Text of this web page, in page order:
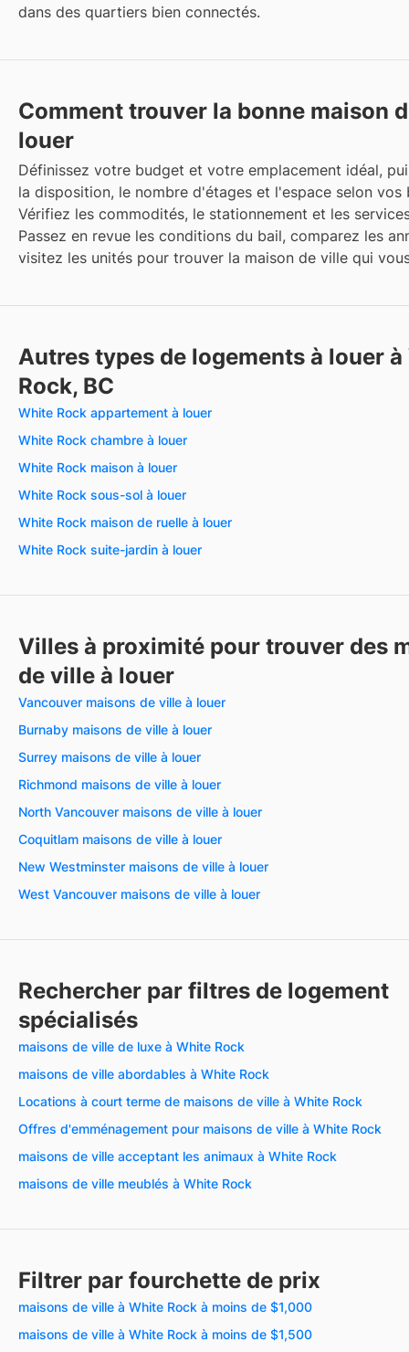
dans des quartiers bien connectés.
Comment trouver la bonne maison
louer
Définissez votre budget et votre emplacement idéal,
la disposition, le nombre d'étages et l'espace selon vos
Vérifiez les commodités, le stationnement et les
Passez en revue les conditions du bail, comparez les
visitez les unités pour trouver la maison de ville qui
Autres types de logements à louer
Rock, BC
White Rock appartement à louer
White Rock chambre à louer
White Rock maison à louer
White Rock sous-sol à louer
White Rock maison de ruelle à louer
White Rock suite-jardin à louer
Villes à proximité pour trouver des
de ville à louer
Vancouver maisons de ville à louer
Burnaby maisons de ville à louer
Surrey maisons de ville à louer
Richmond maisons de ville à louer
North Vancouver maisons de ville à louer
Coquitlam maisons de ville à louer
New Westminster maisons de ville à louer
West Vancouver maisons de ville à louer
Rechercher par filtres de logement
spécialisés
maisons de ville de luxe à White Rock
maisons de ville abordables à White Rock
Locations à court terme de maisons de ville à White Rock
Offres d'emménagement pour maisons de ville à White Rock
maisons de ville acceptant les animaux à White Rock
maisons de ville meublés à White Rock
Filtrer par fourchette de prix
maisons de ville à White Rock à moins de $1,000
maisons de ville à White Rock à moins de $1,500